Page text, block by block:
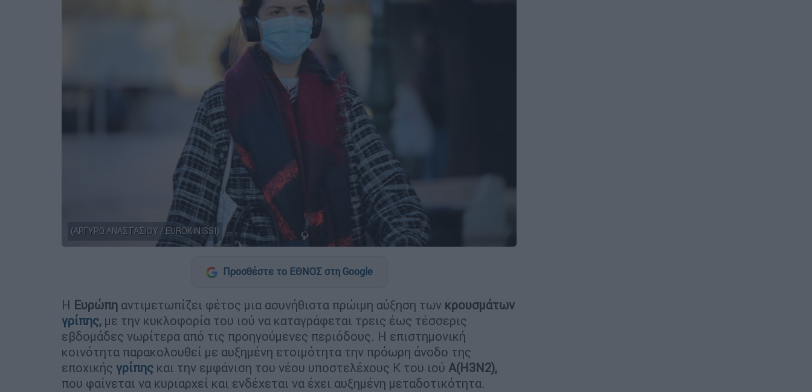
(ΑΡΓΥΡΩ ΑΝΑΣΤΑΣΙΟΥ / EUROKINISSI)
Προσθέστε το ΕΘΝΟΣ στη Google
Η Ευρώπη αντιμετωπίζει φέτος μια ασυνήθιστα πρώιμη αύξηση των κρουσμάτων
γρίπης, με την κυκλοφορία του ιού να καταγράφεται τρεις έως τέσσερις
εβδομάδες νωρίτερα από τις προηγούμενες περιόδους. Η επιστημονική
κοινότητα παρακολουθεί με αυξημένη ετοιμότητα την πρόωρη άνοδο της
εποχικής γρίπης και την εμφάνιση του νέου υποστελέχους Κ του ιού Α(H3N2),
που φαίνεται να κυριαρχεί και ενδέχεται να έχει αυξημένη μεταδοτικότητα.